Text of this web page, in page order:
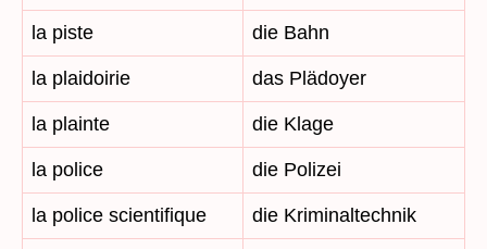
la piste die Bahn
la plaidoirie das Plädoyer
la plainte die Klage
la police die Polizei
la police scientifique die Kriminaltechnik